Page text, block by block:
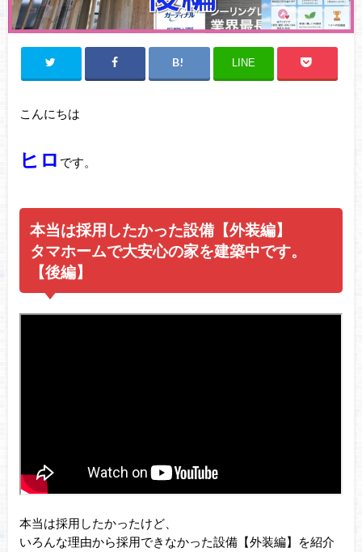
LINE
こんにちは
ヒロ です。
本当は採用したかった設備【外装編】
タマホームで大安心の家を建築中です。
【後編】
本当は採用したかったけど、
いろんな理由から採用できなかった設備【外装編】を紹介